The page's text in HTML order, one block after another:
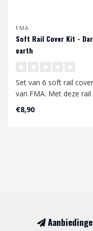
FMA
Soft Rail Cover Kit -
earth
Set van 6 soft rail
van FMA. Met deze rail
covers kan je jou
ra..
€8,90